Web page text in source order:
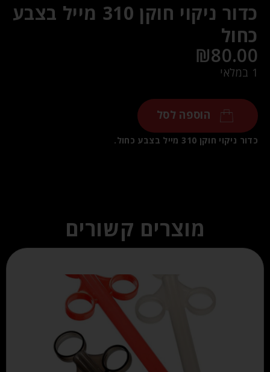
כדור ניקוי חוקן 310 מייל בצבע
כחול
₪80.00
1 במלאי
הוספה לסל
כדור ניקוי חוקן 310 מייל בצבע כחול.
מוצרים קשורים